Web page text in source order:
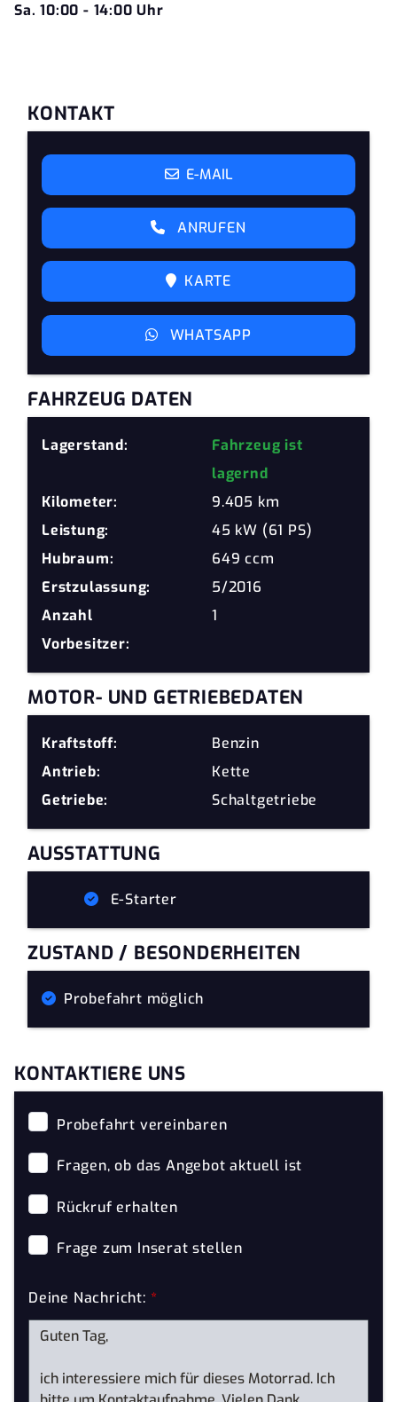
Sa. 10:00 - 14:00 Uhr
KONTAKT
E-MAIL
ANRUFEN
KARTE
WHATSAPP
FAHRZEUG DATEN
Lagerstand:
Fahrzeug ist
lagernd
Kilometer:
9.405 km
Leistung:
45 kW (61 PS)
Hubraum:
649 ccm
Erstzulassung:
5/2016
Anzahl
Vorbesitzer:
1
MOTOR- UND GETRIEBEDATEN
Kraftstoff:
Benzin
Antrieb:
Kette
Getriebe:
Schaltgetriebe
AUSSTATTUNG
E-Starter
ZUSTAND / BESONDERHEITEN
Probefahrt möglich
KONTAKTIERE UNS
Probefahrt vereinbaren
Fragen, ob das Angebot aktuell ist
Rückruf erhalten
Frage zum Inserat stellen
Deine Nachricht: *